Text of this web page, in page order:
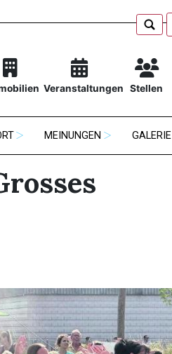
Veranstaltungen Stellen
MEINUNGEN GALERIE